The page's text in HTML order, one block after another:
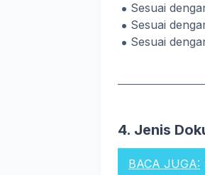
Sesuai
Sesuai
Sesuai
4. Jenis
BACA JUGA: